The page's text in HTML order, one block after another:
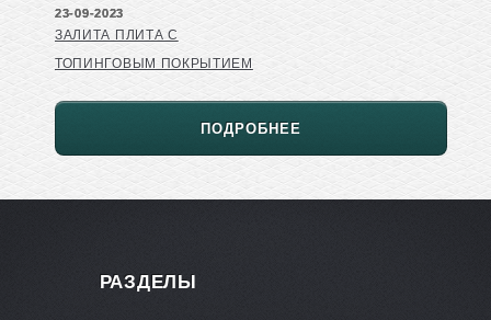
23-09-2023
ЗАЛИТА ПЛИТА С
ТОПИНГОВЫМ ПОКРЫТИЕМ
ПОДРОБНЕЕ
РАЗДЕЛЫ